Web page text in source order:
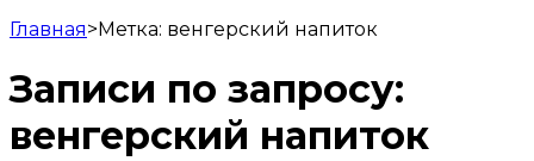
Главная>Метка: венгерский напиток
Записи по запросу:
венгерский напиток